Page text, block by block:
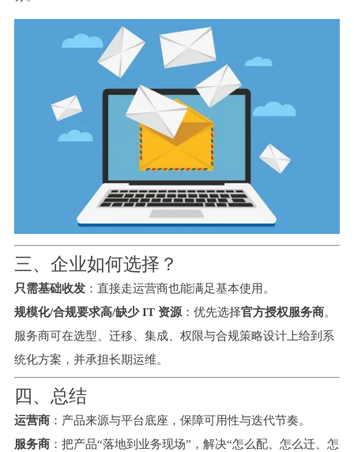
三、企业如何选择？
只需基础收发：直接走运营商也能满足基本使用。
规模化/合规要求高/缺少 IT 资源：优先选择官方授权服务商。
服务商可在选型、迁移、集成、权限与合规策略设计上给到系
统化方案，并承担长期运维。
四、总结
运营商：产品来源与平台底座，保障可用性与迭代节奏。
服务商：把产品“落地到业务现场”，解决“怎么配、怎么迁、怎